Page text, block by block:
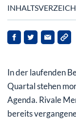
übertroffen
Fokus auf Luxus
unverändert
In der laufenden
Quartal stehen
Agenda. Rivale
bereits